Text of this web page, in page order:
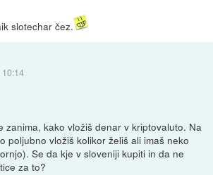
slotechar čez.
zanima, kako vložiš denar v kriptovaluto. Na
poljubno vložiš kolikor želiš ali imaš neko
Se da kje v sloveniji kupiti in da ne
za to?